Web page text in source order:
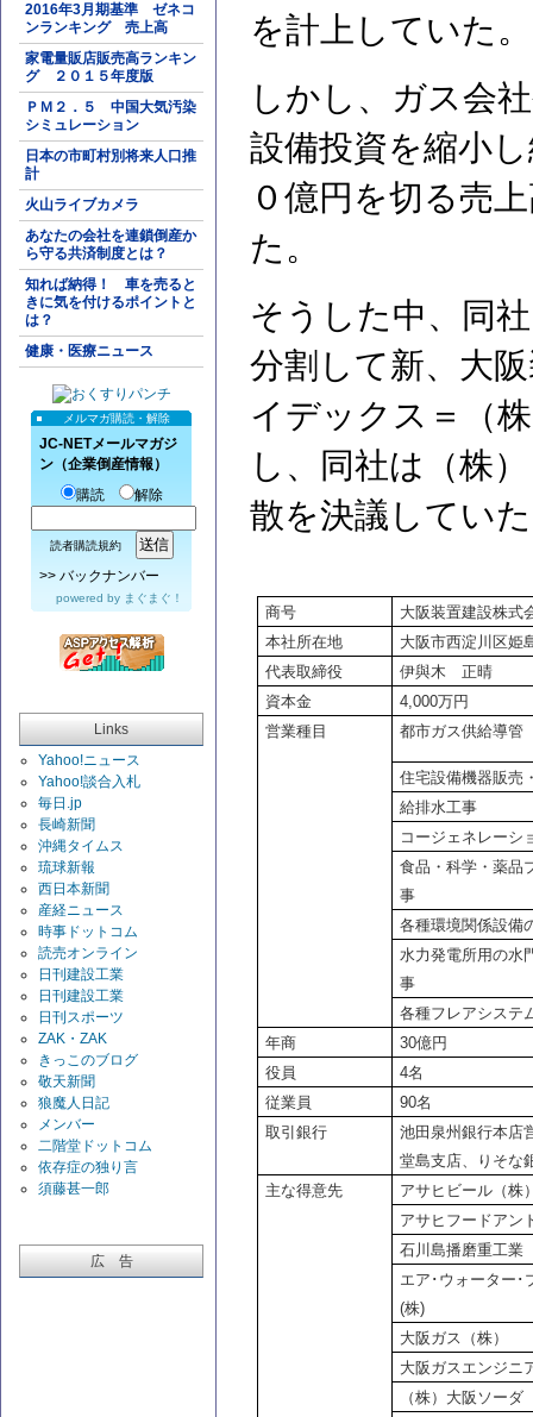
2016年3月期基準 ゼネコ
ンランキング 売上高
家電量販店販売高ランキン
グ ２０１５年度版
ＰＭ２．５ 中国大気汚染
シミュレーション
日本の市町村別将来人口推
計
火山ライブカメラ
あなたの会社を連鎖倒産か
ら守る共済制度とは？
知れば納得！ 車を売ると
きに気を付けるポイントと
は？
健康・医療ニュース
メルマガ購読・解除
JC-NETメールマガジ
ン（企業倒産情報）
購読
解除
読者購読規約
>> バックナンバー
powered by まぐまぐ！
Links
Yahoo!ニュース
Yahoo!談合入札
毎日.jp
長崎新聞
沖縄タイムス
琉球新報
西日本新聞
産経ニュース
時事ドットコム
読売オンライン
日刊建設工業
日刊建設工業
日刊スポーツ
ZAK・ZAK
きっこのブログ
敬天新聞
狼魔人日記
メンバー
二階堂ドットコム
依存症の独り言
須藤甚一郎
広 告
を計上していた。
しかし、ガス会
設備投資を縮小
０億円を切る売
た。
そうした中、同
分割して新、大
イデックス＝（
し、同社は（株
散を決議してい
商号
大阪装置建設株式
本社所在地
大阪市西淀川区姫
代表取締役
伊與木 正晴
資本金
4,000万円
営業種目
都市ガス供給導管
住宅設備機器販売
給排水工事
コージェネレーシ
食品・科学・薬品
事
各種環境関係設備
水力発電所用の水
事
各種フレアシステ
年商
30億円
役員
4名
従業員
90名
取引銀行
池田泉州銀行本店
堂島支店、りそな
主な得意先
アサヒビール（株
アサヒフードアン
石川島播磨重工業
エア･ウォーター･
(株)
大阪ガス（株）
大阪ガスエンジニ
（株）大阪ソーダ